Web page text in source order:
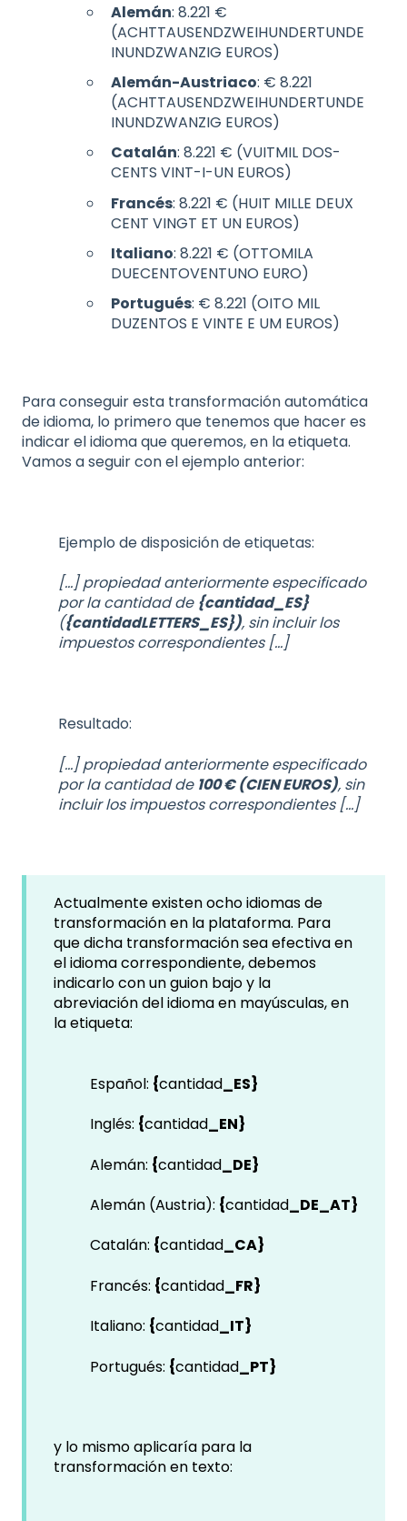
Alemán: 8.221 €
(ACHTTAUSENDZWEIHUNDERTUNDE
INUNDZWANZIG EUROS)
Alemán-Austriaco: € 8.221
(ACHTTAUSENDZWEIHUNDERTUNDE
INUNDZWANZIG EUROS)
Catalán: 8.221 € (VUITMIL DOS-
CENTS VINT-I-UN EUROS)
Francés: 8.221 € (HUIT MILLE DEUX
CENT VINGT ET UN EUROS)
Italiano: 8.221 € (OTTOMILA
DUECENTOVENTUNO EURO)
Portugués: € 8.221 (OITO MIL
DUZENTOS E VINTE E UM EUROS)
Para conseguir esta transformación automática
de idioma, lo primero que tenemos que hacer es
indicar el idioma que queremos, en la etiqueta.
Vamos a seguir con el ejemplo anterior:
Ejemplo de disposición de etiquetas:
[...] propiedad anteriormente especificado
por la cantidad de {cantidad_ES}
({cantidadLETTERS_ES}), sin incluir los
impuestos correspondientes [...]
Resultado:
[...] propiedad anteriormente especificado
por la cantidad de 100 € (CIEN EUROS), sin
incluir los impuestos correspondientes [...]
Actualmente existen ocho idiomas de
transformación en la plataforma. Para
que dicha transformación sea efectiva en
el idioma correspondiente, debemos
indicarlo con un guion bajo y la
abreviación del idioma en mayúsculas, en
la etiqueta:
Español: {cantidad_ES}
Inglés: {cantidad_EN}
Alemán: {cantidad _DE}
Alemán (Austria): {cantidad_DE_AT}
Catalán: {cantidad_CA}
Francés: {cantidad_FR}
Italiano: {cantidad_IT}
Portugués: {cantidad _PT}
y lo mismo aplicaría para la
transformación en texto: